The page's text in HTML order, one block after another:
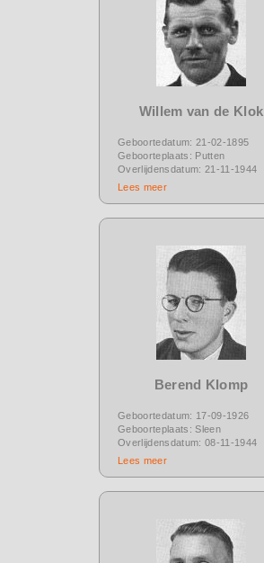
Willem van de Klok
Geboortedatum: 21-02-1895
Geboorteplaats: Putten
Overlijdensdatum: 21-11-1944
Lees meer
Berend Klomp
Geboortedatum: 17-09-1926
Geboorteplaats: Sleen
Overlijdensdatum: 08-11-1944
Lees meer